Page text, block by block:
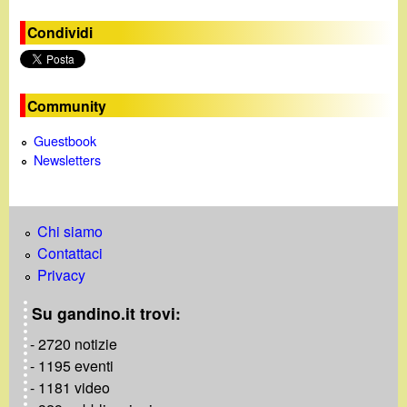
e
Condividi
Community
Guestbook
Newsletters
Chi siamo
Contattaci
Privacy
Su gandino.it trovi:
- 2720 notizie
- 1195 eventi
- 1181 video